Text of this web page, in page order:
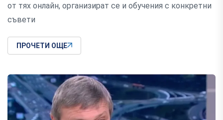
от тях онлайн, организират се и обучения с конкретни
съвети
ПРОЧЕТИ ОЩЕ